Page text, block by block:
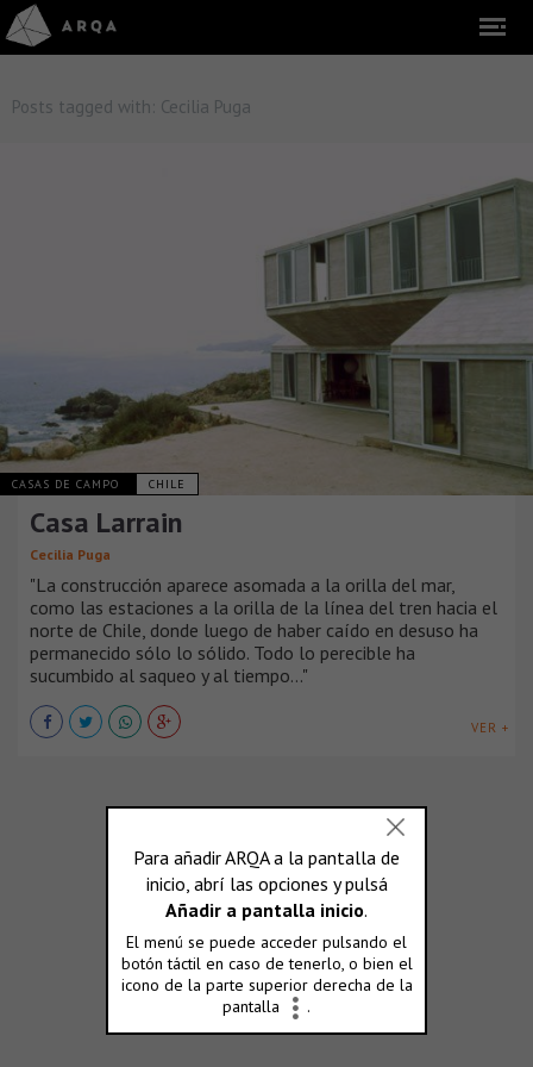
Posts tagged with: Cecilia Puga
CASAS DE CAMPO CHILE
Casa Larrain
Cecilia Puga
"La construcción aparece asomada a la orilla del mar,
como las estaciones a la orilla de la línea del tren hacia el
norte de Chile, donde luego de haber caído en desuso ha
permanecido sólo lo sólido. Todo lo perecible ha
sucumbido al saqueo y al tiempo..."
VER +